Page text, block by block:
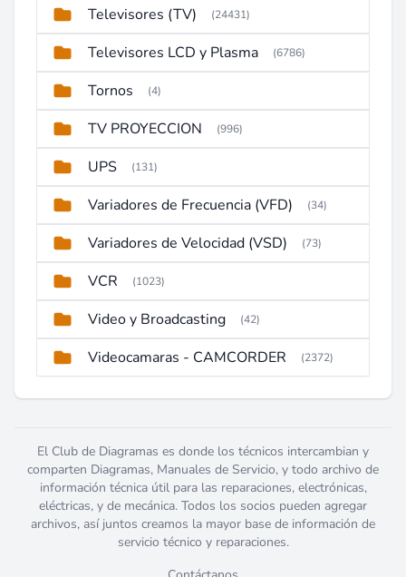
Televisores (TV) (24431)
Televisores LCD y Plasma (6786)
Tornos (4)
TV PROYECCION (996)
UPS (131)
Variadores de Frecuencia (VFD) (34)
Variadores de Velocidad (VSD) (73)
VCR (1023)
Video y Broadcasting (42)
Videocamaras - CAMCORDER (2372)
El Club de Diagramas es donde los técnicos intercambian y
comparten Diagramas, Manuales de Servicio, y todo archivo de
información técnica útil para las reparaciones, electrónicas,
eléctricas, y de mecánica. Todos los socios pueden agregar
archivos, así juntos creamos la mayor base de información de
servicio técnico y reparaciones.